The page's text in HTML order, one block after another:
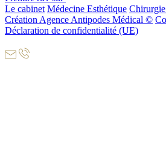
Le cabinet Médecine Esthétique
Création Agence Antipodes Médical ©
Déclaration de confidentialité (UE)